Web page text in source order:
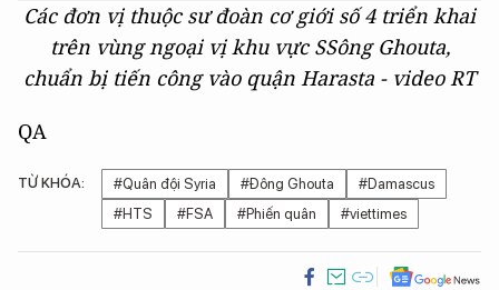
Các đơn vị thuộc sư đoàn cơ giới số 4 triển khai
trên vùng ngoại vị khu vực SSông Ghouta,
chuẩn bị tiến công vào quận Harasta - video RT
QA
TỪ KHÓA: #Quân đội Syria #Đông Ghouta
#Damascus
#HTS
#FSA #Phiến quân #viettimes